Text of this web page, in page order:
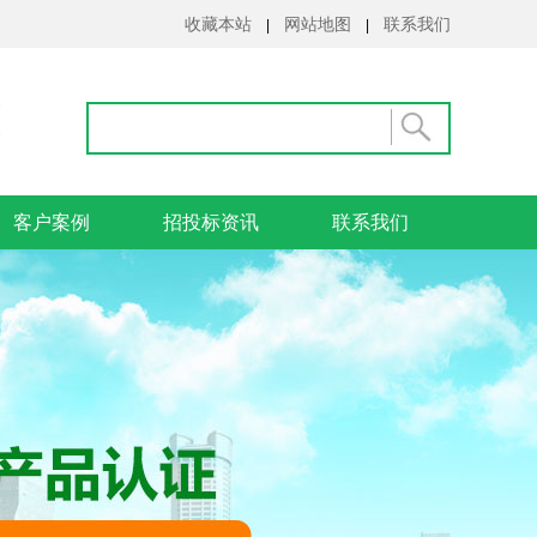
联系我们
网站地图
收藏本站
客户案例 招投标资讯 联系我们